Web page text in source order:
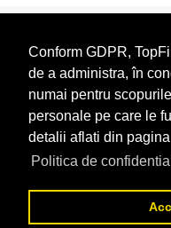
Conform GDPR,
de a administra, în
numai pentru
personale pe care le
detalii aflati din pagina
Politica de
Topurile sunt realizate de
depuse si au scop
Este interzisa folosirea
precizarea sursei.
Daca doriti sa achizitionati
despre agentii
sectiunea Contact
© 2026 - TopFirme -